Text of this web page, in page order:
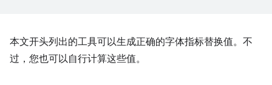
本文开头列出的工具可以生成正确的字体指标替换值。不
过，您也可以自行计算这些值。